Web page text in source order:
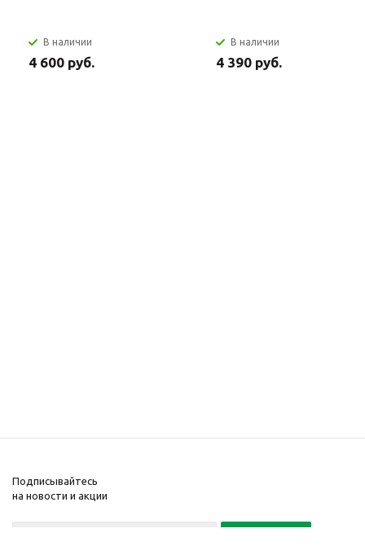
В наличии
4 600 руб.
В наличии
4 390 руб.
Подписывайтесь
на новости и акции